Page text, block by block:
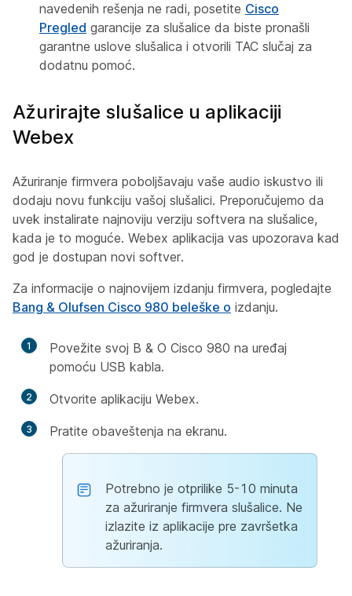
navedenih rešenja ne radi, posetite Cisco
Pregled garancije za slušalice da biste pronašli
garantne uslove slušalica i otvorili TAC slučaj za
dodatnu pomoć.
Ažurirajte slušalice u aplikaciji
Webex
Ažuriranje firmvera poboljšavaju vaše audio iskustvo ili
dodaju novu funkciju vašoj slušalici. Preporučujemo da
uvek instalirate najnoviju verziju softvera na slušalice,
kada je to moguće. Webex aplikacija vas upozorava kad
god je dostupan novi softver.
Za informacije o najnovijem izdanju firmvera, pogledajte
Bang & Olufsen Cisco 980 beleške o izdanju.
1
Povežite svoj B & O Cisco 980 na uređaj
pomoću USB kabla.
2 Otvorite aplikaciju Webex.
3 Pratite obaveštenja na ekranu.
Potrebno je otprilike 5-10 minuta
za ažuriranje firmvera slušalice. Ne
izlazite iz aplikacije pre završetka
ažuriranja.